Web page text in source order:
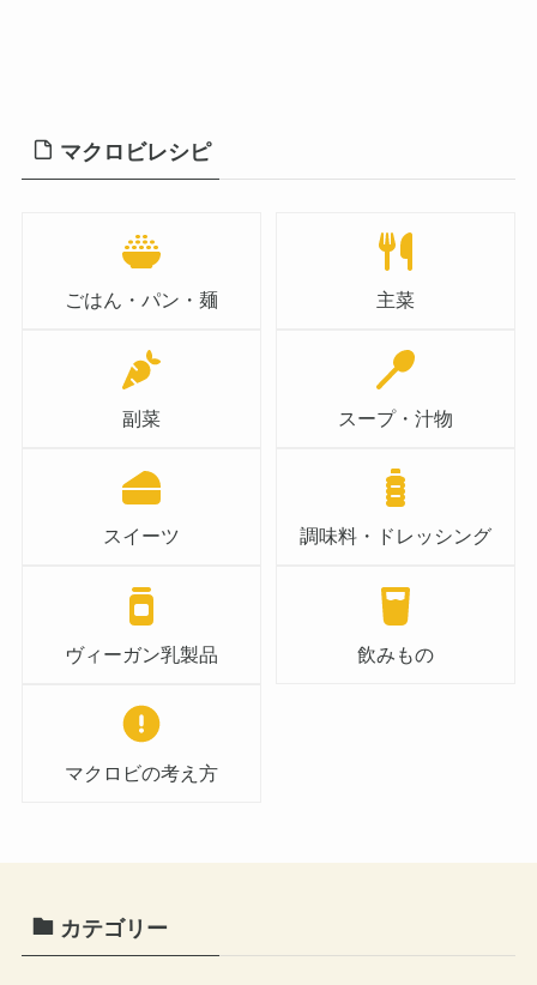
マクロビレシピ
ごはん・パン・麺 主菜
副菜 スープ・汁物
スイーツ 調味料・ドレッシング
ヴィーガン乳製品 飲みもの
マクロビの考え方
カテゴリー